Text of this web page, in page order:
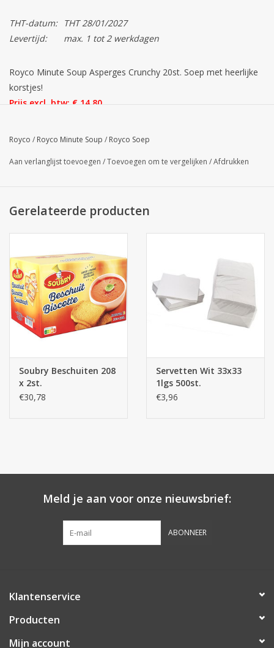
Merken
THT-datum:
THT 28/01/2027
Levertijd:
max. 1 tot 2 werkdagen
Royco Minute Soup Asperges Crunchy 20st. Soep met heerlijke
korstjes!
Prijs excl. btw: € 14,80
Royco / Royco Minute Soup / Royco Soep
Aan verlanglijst toevoegen /Toevoegen om te vergelijken /Afdrukken
Gerelateerde producten
Soubry Beschuiten 208
x 2st.
€30,78
Servetten Wit 33x33
1lgs 500st.
€3,96
Meld je aan voor onze nieuwsbrief:
ABONNEER
Klantenservice
Producten
Mijn account